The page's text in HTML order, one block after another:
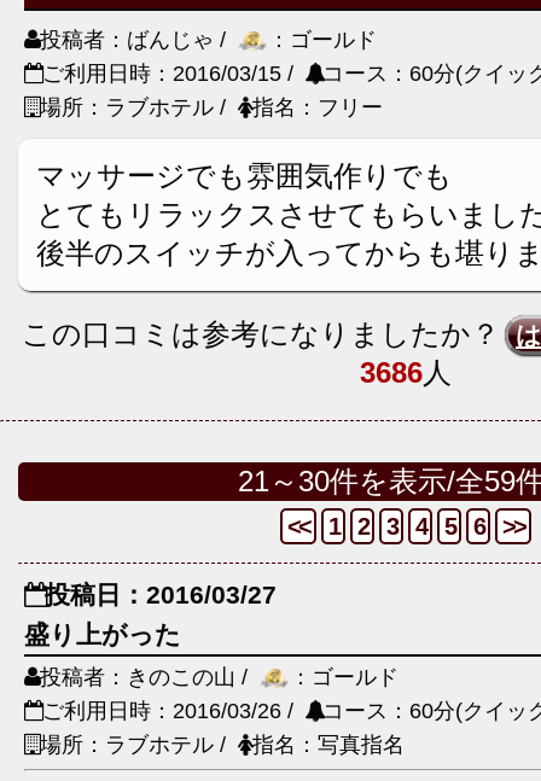
投稿者：ばんじゃ /
：ゴールド
ご利用日時：2016/03/15 /
コース：60分(クイ
場所：ラブホテル /
指名：フリー
マッサージでも雰囲気作りでも
とてもリラックスさせてもらいまし
後半のスイッチが入ってからも堪り
この口コミは参考になりましたか？
3686人
21～30件を表示/全59
<< 1 2 3 4 5 6 >>
投稿日：2016/03/27
盛り上がった
投稿者：きのこの山 /
：ゴールド
ご利用日時：2016/03/26 /
コース：60分(クイ
場所：ラブホテル /
指名：写真指名